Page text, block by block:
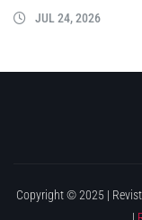
JUL 24, 2026
Copyright © 2025 |